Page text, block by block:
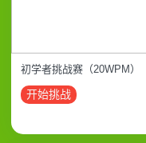
初学者挑战赛（20WPM）
开始挑战